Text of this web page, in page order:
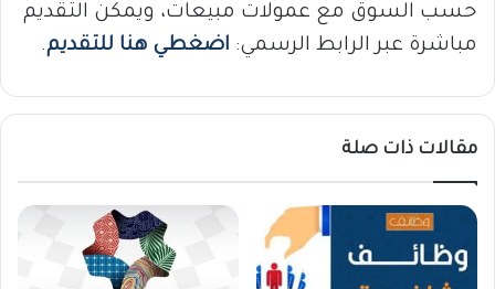
حسب السوق مع عمولات مبيعات، ويمكن التقديم
مباشرة عبر الرابط الرسمي: اضغطي هنا للتقديم.
مقالات ذات صلة